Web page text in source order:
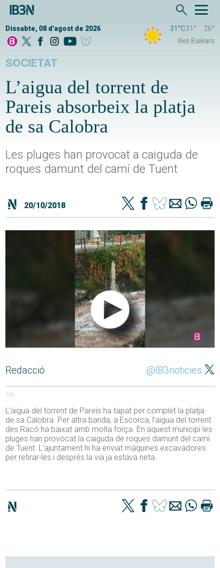
Dissabte, 08 d'agost de 2026 31°C31°
26°
Illes Balears
SOCIETAT
L’aigua del torrent de
Pareis absorbeix la platja
de sa Calobra
Les pluges han provocat a caiguda de
roques damunt del camí de Tuent
20/10/2018
Redacció @IB3noticies
359
L’aigua del torrent de Pareis ha tapat per complet la platja
de sa Calobra. Per altra banda, a Escorca, l’aigua del torrent
des Racó ha baixat amb molta força. En aquest municipi les
pluges han provocat la caiguda de roques damunt del camí
de Tuent. L’ajuntament hi ha enviat màquines excavadores
per retirar-les i després la via ja estava neta.